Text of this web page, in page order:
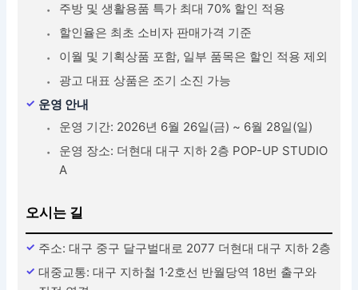
주방 및 생활용품 특가 최대 70% 할인 적용
할인율은 최초 소비자 판매가격 기준
이월 및 기획상품 포함, 일부 품목은 할인 적용 제외
광고 대표 상품은 조기 소진 가능
운영 안내
운영 기간: 2026년 6월 26일(금) ~ 6월 28일(일)
운영 장소: 더현대 대구 지하 2층 POP-UP STUDIO
A
오시는 길
주소: 대구 중구 달구벌대로 2077 더현대 대구 지하 2층
대중교통: 대구 지하철 1·2호선 반월당역 18번 출구와